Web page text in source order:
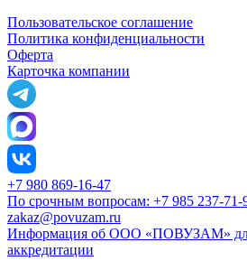
Пользовательское соглашение
Политика конфиденциальности
Оферта
Карточка компании
+7 980 869-16-47
По срочным вопросам: +7 985 237-71-
zakaz@povuzam.ru
Информация об ООО «ПОВУЗАМ»
аккредитации